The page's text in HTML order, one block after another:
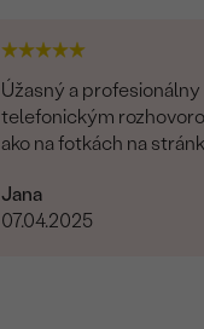
Úžasný a
telefonickým
ako na fotkách na
Jana
07.04.2025